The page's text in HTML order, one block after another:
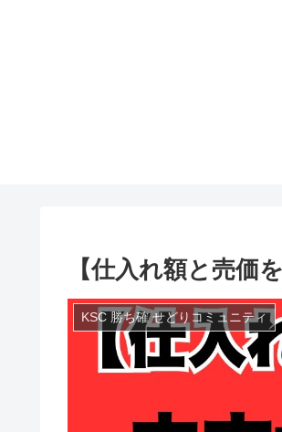
【仕入れ額と売
KSC 勝ち確 せどりコミュニティ